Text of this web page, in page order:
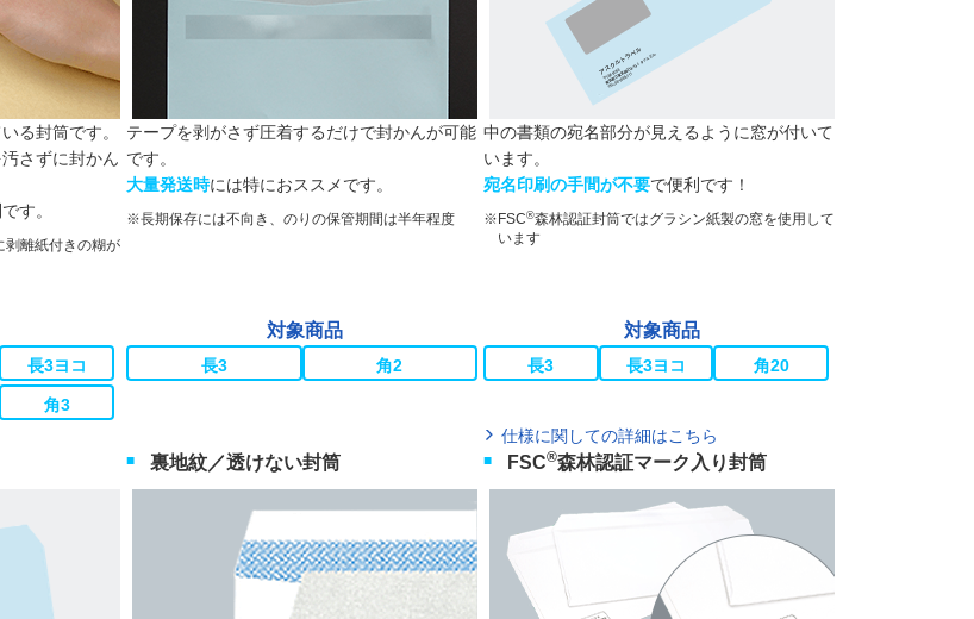
る封筒です。
さずに封かん
す。
剥離紙付きの糊が
長3ヨコ
角3
テープを剥がさず圧着するだけで封かんが可能
です。
大量発送時には特におススメです。
長期保存には不向き、のりの保管期間は半年程度
対象商品
長3 角2
中の書類の宛名部分が見えるように窓が付いて
います。
宛名印刷の手間が不要で便利です！
FSC®森林認証封筒ではグラシン紙製の窓を使用して
います
対象商品
長3 長3ヨコ 角20
仕様に関しての詳細はこちら
裏地紋／透けない封筒 FSC®森林認証マーク入り封筒